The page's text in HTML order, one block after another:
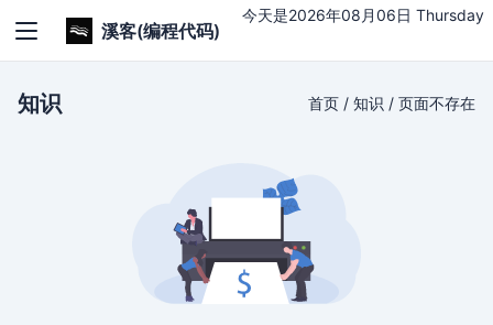
溪客(编程代码)
今天是2026年08月06日 Thursday
知识 首页 / 知识 / 页面不存在